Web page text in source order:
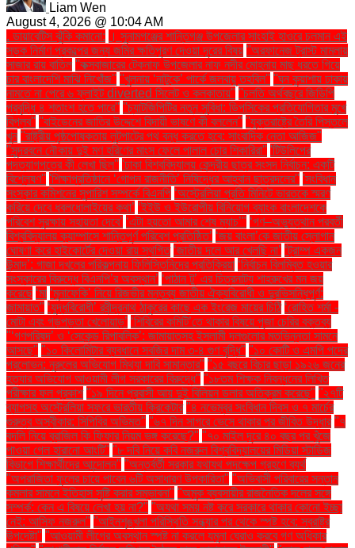
Liam Wen
August 4, 2026 @ 10:04 AM
. ডায়াবেটিস ঝুঁকি কমানো:
। সুনামগঞ্জের শান্তিগঞ্জ উপজেলার সাংহাই হাওরে চলমান এই
সড়ক নির্মাণ প্রকল্পের জন্য জমির ক্ষতিপূরণ দেওয়া দূরের বিষয় ''অরফানেজ ট্রাস্ট মামলায়
সাজার রায় বাতিল ''কক্সবাজারের টেকনাফ উপজেলার নাফ নদীর মোহনায় মাছ ধরতে গিয়ে
চার বাংলাদেশি মাঝি নিখোঁজ'' ''খুলনায় ‘নাটুকে’ পার্কে জলবায়ু তহবিল'' ''ঘন কুয়াশায় ঢাকায়
নামতে না পেরে ৬ ফ্লাইট diverted সিলেট ও কলকাতায়'' ''চলতি অর্থবছরে জিডিপি
প্রবৃদ্ধি ৪ শতাংশ হতে পারে'' ''চ্যাটজিপিটির নতুন সুবিধা: ডিপসিকের প্রতিযোগিতার মুখে
বিপ্লব'' ''বাইডেনের জাতির উদ্দেশে বিদায়ী ভাষণে কী বললেন'' ''যুক্তরাষ্ট্রে তৈরি পিস্তলে
খুন ''রাষ্ট্রীয় পৃষ্ঠপোষকতায় লুটপাটের পথ বন্ধ করতে হবে: সাংবাদিক নেতা আজিজ"
''সুন্দরবনে নৌকায় দুই মণ হরিণের মাংস ফেলে পালাল চোর শিকারিরা'' 'টিউলিপের
পদত্যাগপত্রে কী লেখা ছিল'' 'ঢাকা বিশ্ববিদ্যালয় কেন্দ্রীয় ছাত্র সংসদ নির্বাচন: একটি
বিশ্লেষণ'' 'শিক্ষাপ্রতিষ্ঠানে ‘গোপন রাজনীতি’ নিষিদ্ধের আহ্বান ছাত্রদলের'' 'সংবিধান
সংস্কার কমিশনের সুপারিশ সম্পর্কে বিএনপি ‘অস্ট্রেলিয়া প্রতি মিনিটে ভারতকে স্মরণ
করিয়ে দেবে ধবলধোলাইয়ের কথা’ ‘ইইউ ও ইউরোপীয় বিনিয়োগ ব্যাংক বাংলাদেশকে
পরিবেশ সুরক্ষায় সহায়তা দেবে’ ‘এটা হয়তো আমার শেষ ম্যাচ’" ‘গণ–অভ্যুত্থান পরবর্তী
বিশ্ববিদ্যালয় ক্যাম্পাসে শান্তিপূর্ণ পরিবেশ প্রতিষ্ঠিত’ ‘জয় বাংলা’কে জাতীয় স্লোগান
ঘোষণা করে হাইকোর্টের দেওয়া রায় স্থগিত ‘জাতীয় দলে আর খেলছি না’ ‘ট্রাম্প একজন
উন্মাদ’: গাজা দখলের পরিকল্পনায় ফিলিস্তিনিদের প্রতিক্রিয়া ‘নির্বাচন বিলম্বিত হওয়ার
সংস্কারের বিরুদ্ধে বিএনপি’র অবস্থান’ ‘পাঠান টু’ এর চিত্রনাট্য শাহরুখের মন জয়
করেছে ‘মা ‘মুনাফেকি’ নিয়ে রিজভীর মন্তব্য জাতীয় ঐক্যবিরোধী ও দুরভিসন্ধিপূর্ণ:
জামায়াত" ‘যুদ্ধবিরোধী’ রবীন্দ্রনাথ ঠাকুরের কাছে এক ইংরেজ মায়ের চিঠি ‘রোহিত শর্মা -
মোটা এবং গড়পড়তা খেলোয়াড়’ ‘শিবিরের কমিটি’তে থাকার বিষয়ে পূজা চেরির বক্তব্য
"‘গণপরিষদ’ ও ‘সেকেন্ড রিপাবলিক’: জামায়াতসহ ইসলামী দলগুলোর মতভিন্নতা সামনে
আসছে" "১০ কিলোমিটার ব্যবধানে সবজির দাম ৩-৪ গুণ বৃদ্ধি" "১০ কোটি ও এমপি পদের
প্রলোভন: নুরুলের অভিযোগ মিথ্যা দাবি সামান্তার" "১৫ বছরে বিচার ছাড়া ১৯২৬ জনের
হত্যার অভিযোগ আওয়ামী লীগ সরকারের বিরুদ্ধে" "১৮তম শিক্ষক নিবন্ধনের লিখিত
পরীক্ষার ফল প্রকাশ "১৯ দিনে প্রবাসী আয় দুই বিলিয়ন ডলার অতিক্রম করেছে" "২৭টি
ব্যাগসহ অস্ট্রেলিয়া সফরে ভারতীয় ক্রিকেটার "৪ নভেম্বর সংবিধান দিবস ও ৭ মার্চের
গুরুত্ব অস্বীকার: সিপিবির অভিমত" "৬৭ দিন সাগরে ভেসে থাকার পর জীবিত উদ্ধার "৭
বদলি নিয়ে ব্রাজিল কি ফিফার নিয়ম ভঙ্গ করেছে?" "৭০ মাইল দূরে ৪০ বছর পর খুঁজে
পাওয়া গেল হারানো আংটি" "৮ দবি নিয়ে কবি নজরুল বিশ্ববিদ্যালয়ের মিডিয়া স্টাডিজ
বিভাগে শিক্ষার্থীদের আন্দোলন" "অন্তর্বর্তী সরকার যথাযথ পদক্ষেপ গ্রহণে ব্যর্থ
"অপরাজিতা ফুলের চায়ে পাবেন ৬টি অসাধারণ উপকারিতা" "অভিবাসী পরিবারের সন্তান
কমলার সামনে ইতিহাস সৃষ্টি করার সম্ভাবনা" "অমুক ব্যবসায়ীর রাজনৈতিক দলের সঙ্গে
সম্পর্ক: কেন এ বিষয়ে লেখা হয় না?" "অযথা সময় নষ্ট করে সরকারে থাকার কোনো ইচ্ছা
নেই: আসিফ নজরুল" "আইনশৃঙ্খলা পরিস্থিতি সন্ধ্যার পর থেকে স্পষ্ট হবে: স্বরাষ্ট্র
উপদেষ্টা" "আওয়ামী লীগের অবস্থান স্পষ্ট না করলে যমুনা ঘেরাও করবে গণ অধিকার